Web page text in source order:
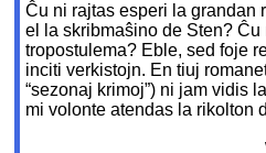
Ĉu ni rajtas esperi la grandan
el la skribmaŝino de Sten? Ĉu
tropostulema? Eble, sed foje
inciti verkistojn. En tiuj
“sezonaj krimoj”) ni jam vidis
mi volonte atendas la rikolton